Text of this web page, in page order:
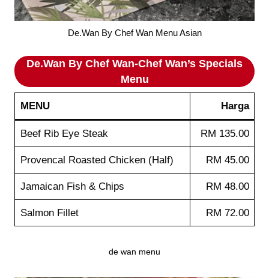
De.Wan By Chef Wan Menu Asian
De.Wan By Chef Wan-Chef Wan’s Specials
Menu
MENU Harga
Beef Rib Eye Steak RM 135.00
Provencal Roasted Chicken (Half) RM 45.00
Jamaican Fish & Chips RM 48.00
Salmon Fillet RM 72.00
de wan menu